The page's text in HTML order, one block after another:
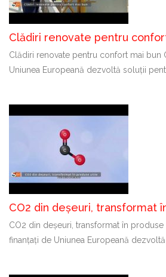
Clădiri renovate pentru
Clădiri renovate pentru confort mai bun
Uniunea Europeană dezvoltă soluții
CO2 din deșeuri, transformat
CO2 din deșeuri, transformat în
finanțați de Uniunea Europeană